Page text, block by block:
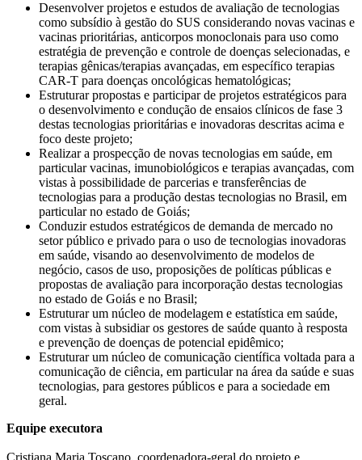
Desenvolver projetos e estudos de avaliação de tecnologias
como subsídio à gestão do SUS considerando novas vacinas e
vacinas prioritárias, anticorpos monoclonais para uso como
estratégia de prevenção e controle de doenças selecionadas, e
terapias gênicas/terapias avançadas, em específico terapias
CAR-T para doenças oncológicas hematológicas;
Estruturar propostas e participar de projetos estratégicos para
o desenvolvimento e condução de ensaios clínicos de fase 3
destas tecnologias prioritárias e inovadoras descritas acima e
foco deste projeto;
Realizar a prospecção de novas tecnologias em saúde, em
particular vacinas, imunobiológicos e terapias avançadas, com
vistas à possibilidade de parcerias e transferências de
tecnologias para a produção destas tecnologias no Brasil, em
particular no estado de Goiás;
Conduzir estudos estratégicos de demanda de mercado no
setor público e privado para o uso de tecnologias inovadoras
em saúde, visando ao desenvolvimento de modelos de
negócio, casos de uso, proposições de políticas públicas e
propostas de avaliação para incorporação destas tecnologias
no estado de Goiás e no Brasil;
Estruturar um núcleo de modelagem e estatística em saúde,
com vistas à subsidiar os gestores de saúde quanto à resposta
e prevenção de doenças de potencial epidêmico;
Estruturar um núcleo de comunicação científica voltada para a
comunicação de ciência, em particular na área da saúde e suas
tecnologias, para gestores públicos e para a sociedade em
geral.
Equipe executora